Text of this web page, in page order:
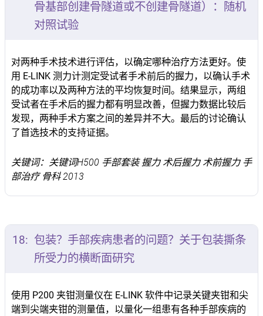
骨基部创建骨隧道或不创建骨隧道）：随机
对照试验
对两种手术技术进行评估，以确定哪种治疗方法更好。使
用 E-LINK 测力计测定受试者手术前后的握力，以确认手术
的成功率以及两种方法的平均恢复时间。结果显示，两组
受试者在手术后的握力都有明显改善，但握力数据比较后
发现，两种手术方案之间的差异并不大。最后的讨论确认
了首选技术的支持证据。
关键词：关键词H500 手部套装 握力 术后握力 术前握力 手
部治疗 骨科 2013
18: 包装？手部疾病患者的问题？关于包装撕条
所受力的横断面研究
使用 P200 夹钳测量仪在 E-LINK 软件中记录关键夹钳和尖
端到尖端夹钳的测量值，以量化一组患有各种手部疾病的